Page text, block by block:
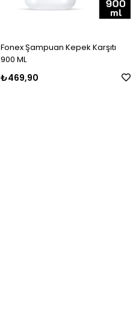
Fonex Şampuan Kepek Karşıtı
900 ML
₺469,90